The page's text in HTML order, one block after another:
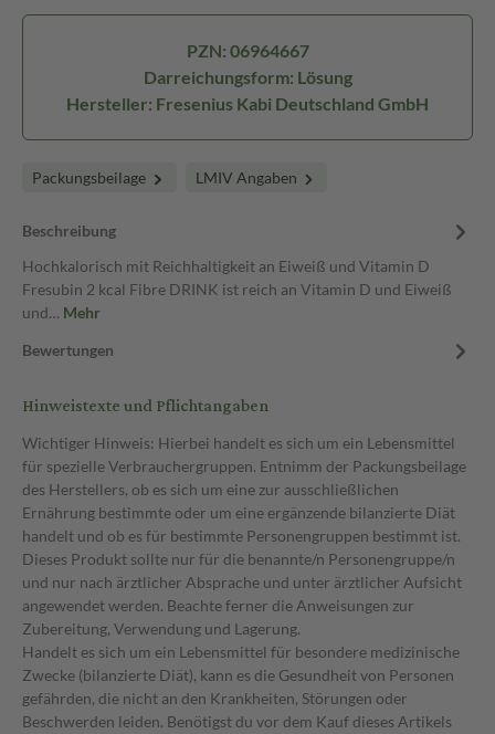
PZN: 06964667
Darreichungsform: Lösung
Hersteller: Fresenius Kabi Deutschland GmbH
Packungsbeilage LMIV Angaben
Beschreibung
Hochkalorisch mit Reichhaltigkeit an Eiweiß und Vitamin D
Fresubin 2 kcal Fibre DRINK ist reich an Vitamin D und Eiweiß
und… Mehr
Bewertungen
Hinweistexte und Pflichtangaben
Wichtiger Hinweis: Hierbei handelt es sich um ein Lebensmittel
für spezielle Verbrauchergruppen. Entnimm der Packungsbeilage
des Herstellers, ob es sich um eine zur ausschließlichen
Ernährung bestimmte oder um eine ergänzende bilanzierte Diät
handelt und ob es für bestimmte Personengruppen bestimmt ist.
Dieses Produkt sollte nur für die benannte/n Personengruppe/n
und nur nach ärztlicher Absprache und unter ärztlicher Aufsicht
angewendet werden. Beachte ferner die Anweisungen zur
Zubereitung, Verwendung und Lagerung.
Handelt es sich um ein Lebensmittel für besondere medizinische
Zwecke (bilanzierte Diät), kann es die Gesundheit von Personen
gefährden, die nicht an den Krankheiten, Störungen oder
Beschwerden leiden. Benötigst du vor dem Kauf dieses Artikels